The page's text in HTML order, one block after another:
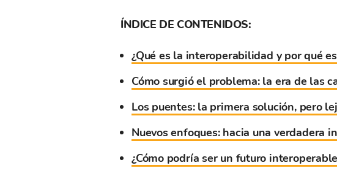
ÍNDICE DE CONTENIDOS:
¿Qué es la interoperabilidad y por qué
Cómo surgió el problema: la era de las
Los puentes: la primera solución, pero
Nuevos enfoques: hacia una verdadera
¿Cómo podría ser un futuro